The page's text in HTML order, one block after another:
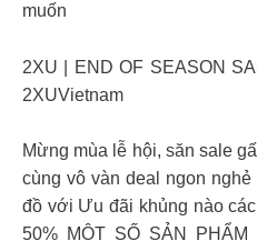
muốn
2XU | END OF SEASON
2XUVietnam
Mừng mùa lễ hội, săn sale
cùng vô vàn deal ngon
đồ với Ưu đãi khủng nào
50% MỘT SỐ SẢN PHẨM